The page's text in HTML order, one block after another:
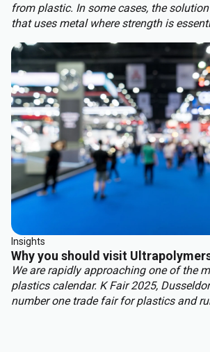
from plastic. In some cases, the
that uses metal where strength is
best of both worlds: structural integrity,
corrosion resistance, and cost efficiency.
Insights
Why you should visit
We are rapidly approaching one of the
plastics calendar. K Fair 2025,
number one trade fair for plastics and